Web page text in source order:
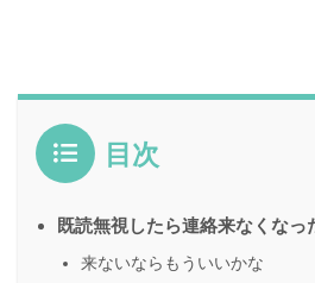
目次
既読無視したら連絡来なくな
来ないならもういいかな